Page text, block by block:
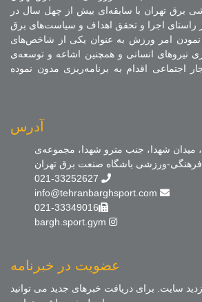
برق تهران با سابقه‌ای بیش از چهل سال در
اجرا و تحقق اهداف و سیاست‌های برق
نمودن امر ورزش به عنوان یکی از شاخص‌های
نیروهای انسانی و همچنین اشاعه و توسعه‌ی
اجتماعی اقدام به برنامه‌ریزی مدون نموده
آدرس
میدان شهدا، جنب مترو شهدا، مجموعه‌ی
فرهنگی-ورزشی باشگاه صنعت برق تهران
021-33252627
info@tehranbarghsport.com
021-33349016
bargh.sport.gym
عضویت در خبرنامه
سایت. برای دریافت خبرهای جدید می توانید